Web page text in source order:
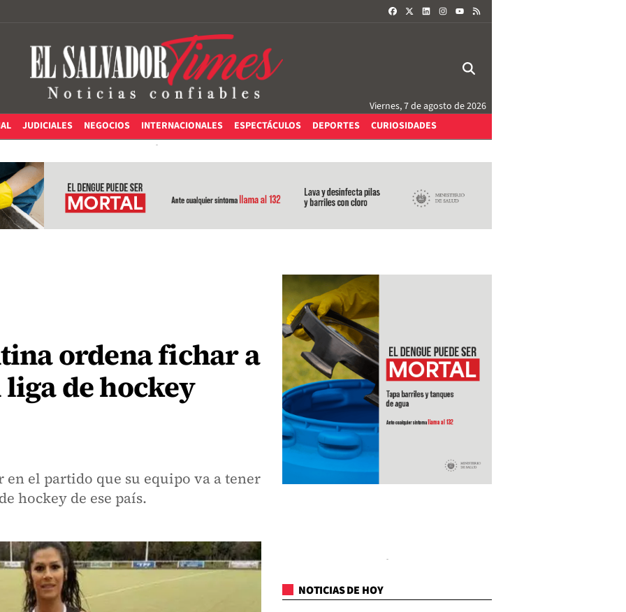
FACEBOOKLINKEDININSTAGRAM
Viernes, 7 de agosto de 2026
JUDICIALES NEGOCIOS INTERNACIONALES ESPECTÁCULOS DEPORTES CURIOSIDADES
ordena fichar a
de hockey
el partido que su equipo va a tener
hockey de ese país.
NOTICIAS DE HOY